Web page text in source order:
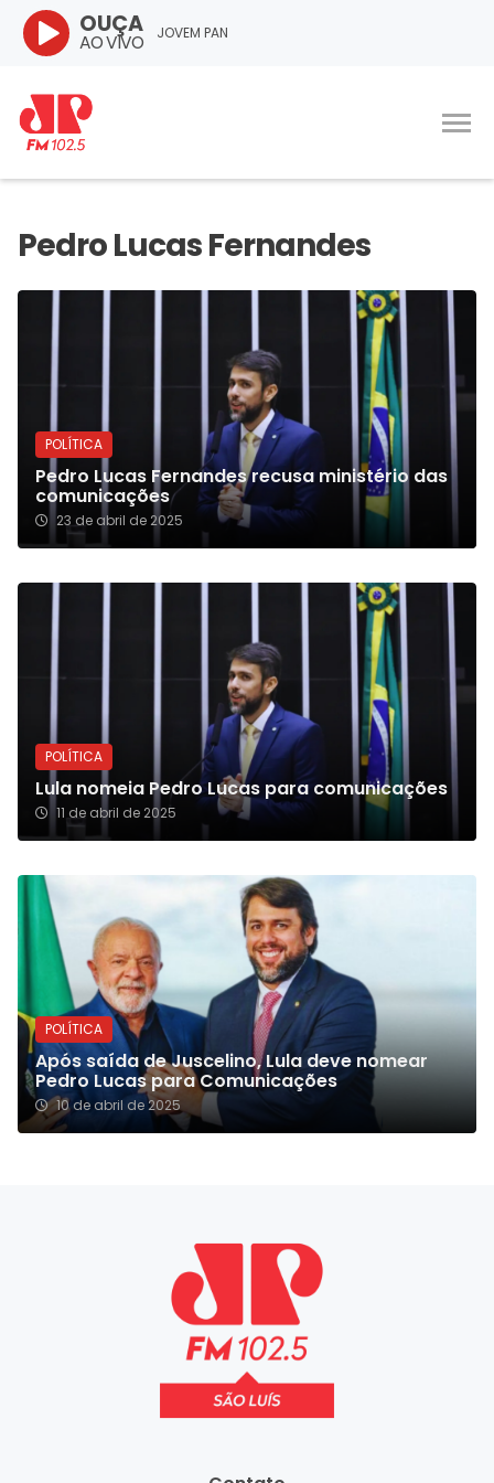
JOVEM PAN
OUÇA
AO VIVO
POLÍTICA
Pedro Lucas Fernandes recusa ministério das
comunicações
23 de abril de 2025
POLÍTICA
Lula nomeia Pedro Lucas para comunicações
11 de abril de 2025
POLÍTICA
Após saída de Juscelino, Lula deve nomear
Pedro Lucas para Comunicações
10 de abril de 2025